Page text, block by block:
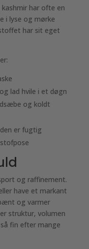
kashmir har ofte en
i lyse og mørke
har sit eget
lad hvile i et døgn
og koldt
er fugtig
og raffinement.
have et markant
og varmer
struktur, volumen
fin efter mange